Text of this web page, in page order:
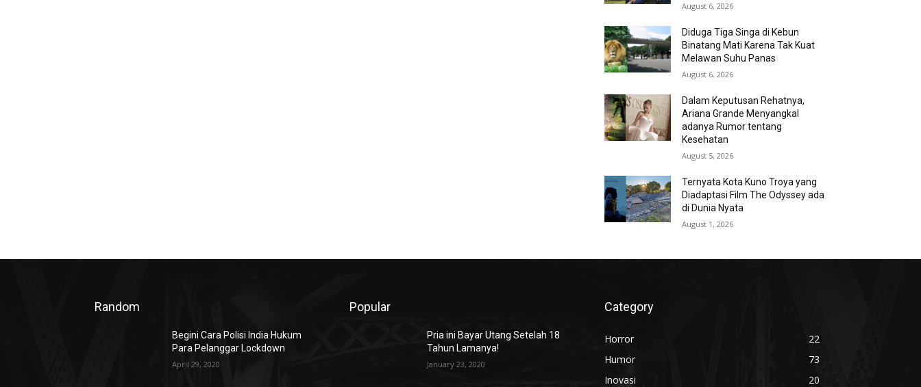
August 6, 2026
Diduga Tiga Singa di Kebun
Binatang Mati Karena Tak Kuat
Melawan Suhu Panas
August 6, 2026
Dalam Keputusan Rehatnya,
Ariana Grande Menyangkal
adanya Rumor tentang
Kesehatan
August 5, 2026
Ternyata Kota Kuno Troya yang
Diadaptasi Film The Odyssey ada
di Dunia Nyata
August 1, 2026
Random
Begini Cara Polisi India Hukum
Para Pelanggar Lockdown
April 29, 2020
Popular
Pria ini Bayar Utang Setelah 18
Tahun Lamanya!
January 23, 2020
Category
Horror
22
Humor
73
Inovasi
20